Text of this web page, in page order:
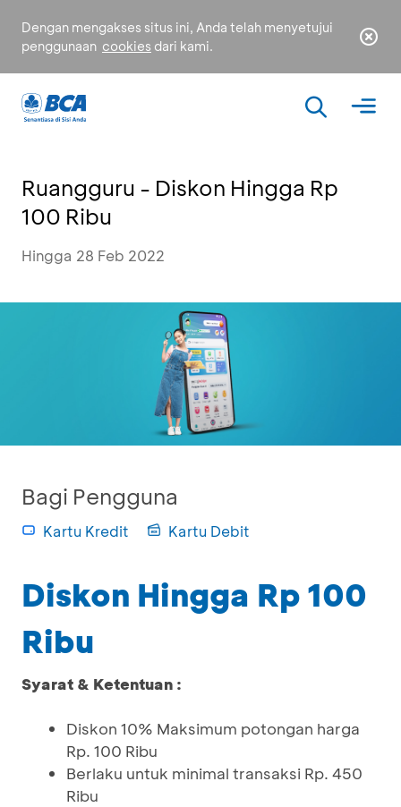
Dengan mengakses situs ini, Anda telah menyetujui
penggunaan cookies dari kami.
Ruangguru - Diskon Hingga Rp
100 Ribu
Hingga 28 Feb 2022
Bagi Pengguna
Kartu Kredit Kartu Debit
Diskon Hingga Rp 100
Ribu
Syarat & Ketentuan :
Diskon 10% Maksimum potongan harga
Rp. 100 Ribu
Berlaku untuk minimal transaksi Rp. 450
Ribu